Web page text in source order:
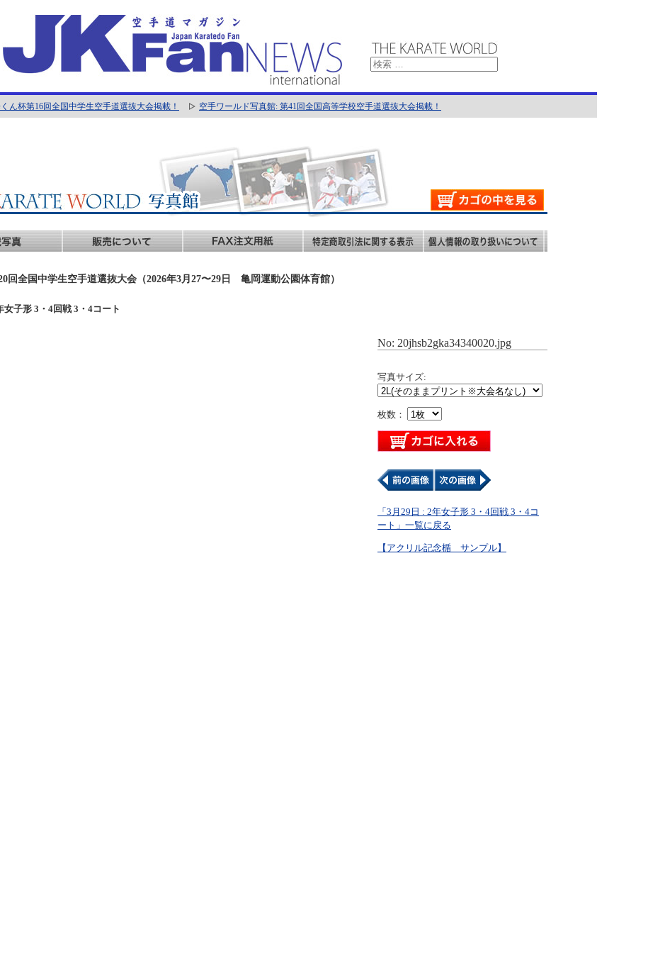
ん杯第16回全国中学生空手道選抜大会掲載！ 空手ワールド写真館: 第41回全国高等学校空手道選抜大会掲載！
回全国中学生空手道選抜大会（2026年3月27〜29日 亀岡運動公園体育館）
女子形 3・4回戦 3・4コート
No: 20jhsb2gka34340020.jpg
写真サイズ:
枚数：
「3月29日 : 2年女子形 3・4回戦 3・4コ
ート」一覧に戻る
【アクリル記念楯 サンプル】